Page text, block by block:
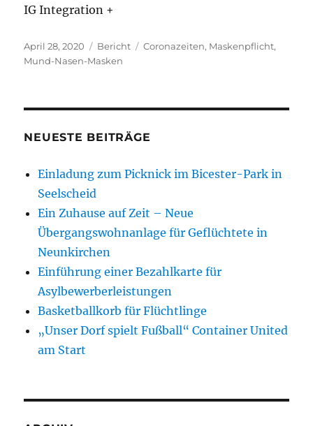
IG Integration +
Veröffentlicht
am
April 28, 2020 Kategorien
Bericht Schlagwörter
Coronazeiten, Maskenpflicht,
Mund-Nasen-Masken
NEUESTE BEITRÄGE
Einladung zum Picknick im Bicester-Park in
Seelscheid
Ein Zuhause auf Zeit – Neue
Übergangswohnanlage für Geflüchtete in
Neunkirchen
Einführung einer Bezahlkarte für
Asylbewerberleistungen
Basketballkorb für Flüchtlinge
„Unser Dorf spielt Fußball“ Container United
am Start